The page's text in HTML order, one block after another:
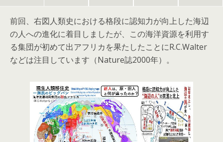
前回、右図人類史における格段に認知力が向上した海辺
の人への進化に着目しましたが、この海洋資源を利用す
る集団が初めて出アフリカを果たしたことにR.C.Walter
などは注目しています（Nature誌2000年）。